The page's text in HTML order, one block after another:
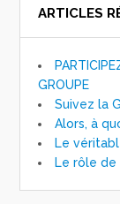
ARTICLES
GROUPE
Suivez la
Alors, à
Le
Le rôle de